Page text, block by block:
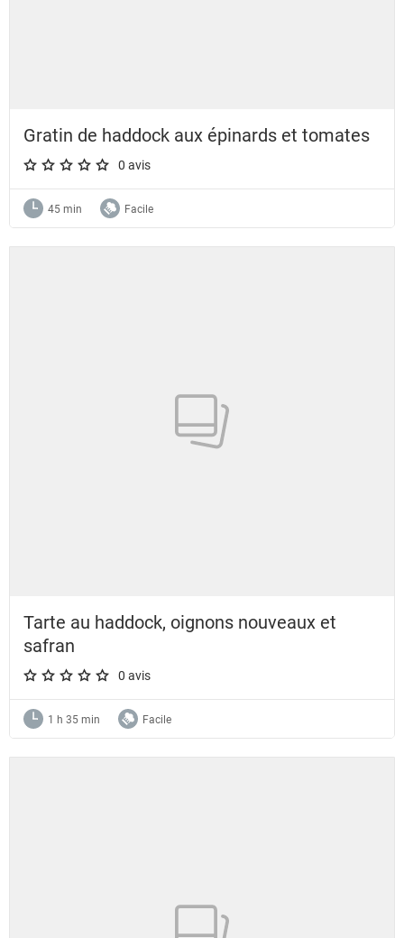
Gratin de haddock aux épinards et tomates
A star rating of 0 out of 5.
0 avis
45 min Facile
Tarte au haddock, oignons nouveaux et
safran
A star rating of 0 out of 5.
0 avis
1 h 35 min Facile